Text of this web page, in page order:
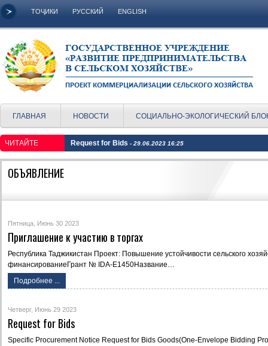
ТОҶИКИ РУССКИЙ ENGLISH
ГЛАВНАЯ НОВОСТИ СОЦИАЛЬНО-ЭКОЛОГИЧЕСКИЙ
ЧИТАЙТЕ Request for Bids - 29.06.2023 16:25
ОБЪЯВЛЕНИЕ
Пятница, Июнь 30 2023
Приглашение к участию в торгах
Республика Таджикистан Проект: Повышение устойчивости сельского
финансированиеГрант № IDA-E1450Название…
Подробнее ...
Четверг, Июнь 29 2023
Request for Bids
Specific Procurement Notice Request for Bids Goods(One-Envelope Bidding